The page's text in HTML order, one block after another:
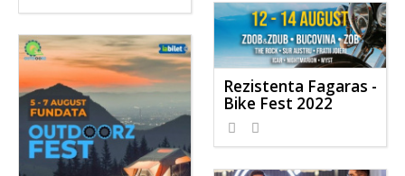
Rezistenta Fagaras -
Bike Fest 2022